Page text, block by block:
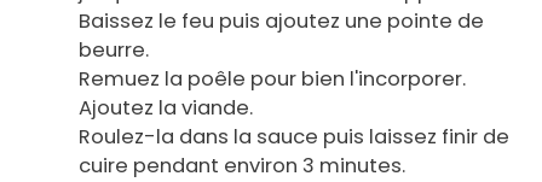
Baissez le feu puis ajoutez une pointe de
beurre.
Remuez la poêle pour bien l'incorporer.
Ajoutez la viande.
Roulez-la dans la sauce puis laissez finir de
cuire pendant environ 3 minutes.